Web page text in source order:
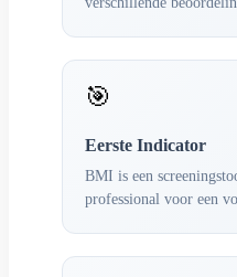
🎯
Eerste Indicator
BMI is een
professional voor een